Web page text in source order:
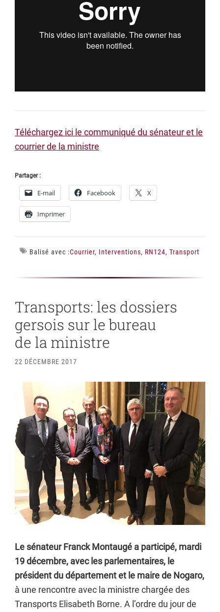
Téléchargez ici le communiqué du sénateur et le
courrier de la ministre
Partager :
E-mail Facebook X
Imprimer
Balisé avec :Courrier, Interventions, RN124, Transport
Transports: les dossiers
gersois sur le bureau
de la ministre
22 DÉCEMBRE 2017
Le sénateur Franck Montaugé a participé, mardi
19 décembre, avec les parlementaires, le
président du département et le maire de Nogaro,
à une rencontre avec la ministre chargée des
Transports Elisabeth Borne. A l’ordre du jour de